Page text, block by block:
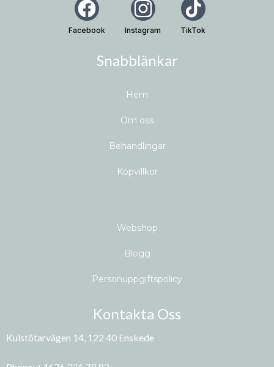
Facebook Instagram TikTok
Snabblänkar
H em
Om oss
Behandlingar
Köpvillkor
Webshop
Blogg
Personuppgiftspolicy
Kontakta Oss
Kulstötarvägen 14, 122 40 Enskede